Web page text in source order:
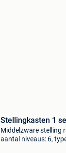
Stellingkasten 1
Middelzware stelling
aantal niveaus: 6,